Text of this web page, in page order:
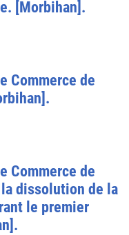
[Morbihan].
Commerce de
Commerce de
dissolution de la
le premier